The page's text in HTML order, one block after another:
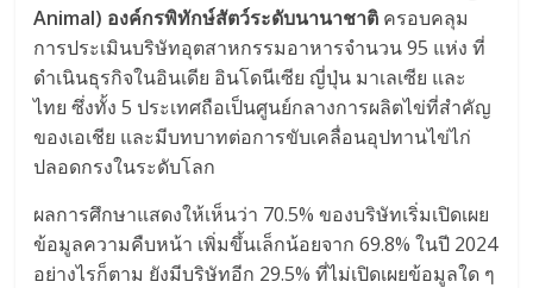
Animal) องค์กรพิทักษ์สัตว์ระดับนานาชาติ ครอบคลุม
การประเมินบริษัทอุตสาหกรรมอาหารจำนวน 95 แห่ง ที่
ดำเนินธุรกิจในอินเดีย อินโดนีเซีย ญี่ปุ่น มาเลเซีย และ
ไทย ซึ่งทั้ง 5 ประเทศถือเป็นศูนย์กลางการผลิตไข่ที่สำคัญ
ของเอเชีย และมีบทบาทต่อการขับเคลื่อนอุปทานไข่ไก่
ปลอดกรงในระดับโลก
ผลการศึกษาแสดงให้เห็นว่า 70.5% ของบริษัทเริ่มเปิดเผย
ข้อมูลความคืบหน้า เพิ่มขึ้นเล็กน้อยจาก 69.8% ในปี 2024
อย่างไรก็ตาม ยังมีบริษัทอีก 29.5% ที่ไม่เปิดเผยข้อมูลใด ๆ